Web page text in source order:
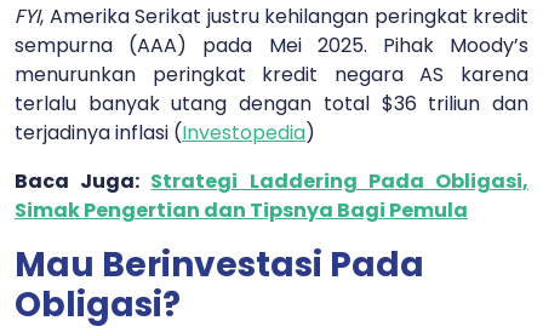
FYI, Amerika Serikat justru kehilangan peringkat kredit
sempurna (AAA) pada Mei 2025. Pihak Moody’s
menurunkan peringkat kredit negara AS karena
terlalu banyak utang dengan total $36 triliun dan
terjadinya inflasi (Investopedia)
Baca Juga: Strategi Laddering Pada Obligasi,
Simak Pengertian dan Tipsnya Bagi Pemula
Mau Berinvestasi Pada
Obligasi?